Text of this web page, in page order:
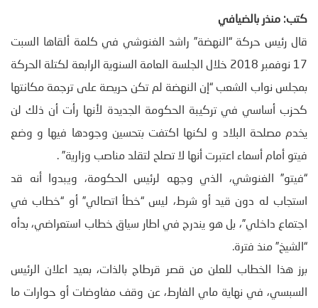
كتب: منذر بالضيافي
قال رئيس حركة “النهضة” راشد الغنوشي في كلمة ألقاها السبت
17 نوفمبر 2018 خلال الجلسة العامة السنوية الرابعة لكتلة الحركة
بمجلس نواب الشعب “إن النهضة لم تكن حريصة على ترجمة مكانتها
كحزب أساسي في تركيبة الحكومة الجديدة لأنها رأت أن ذلك لن
يخدم مصلحة البلاد و لكنها اكتفت بتحسين وجودها فيها و وضع
فيتو أمام أسماء اعتبرت أنها لا تصلح لتقلد مناصب وزارية” .
“فيتو” الغنوشي، الذي وجهه لرئيس الحكومة، ويبدوا أنه قد
استجاب له دون قيد أو شرط، ليس “خطأ اتصالي” أو “خطاب في
اجتماع داخلي”، بل هو يندرج في اطار سياق خطاب استعراضي، بدأه
“الشيخ” منذ فترة.
برز هذا الخطاب للعلن من قصر قرطاج بالذات، بعيد اعلان الرئيس
السبسي، في نهاية ماي الفارط، عن وقف مفاوضات أو حوارات ما